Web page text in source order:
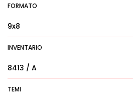
FORMATO
9x8
INVENTARIO
8413 / A
TEMI